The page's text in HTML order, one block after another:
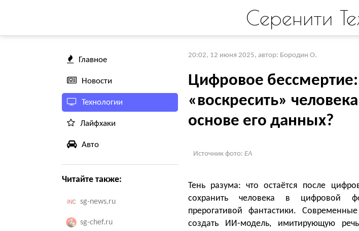
Серенити
Главное
Новости
Технологии
Лайфхаки
Авто
Читайте также:
sg-news.ru
sg-chef.ru
20:02, 12 июня 2025, автор: Бородин О.
Цифровое
«воскресить»
основе его данных?
Источник фото: EA
Тень разума: что остаётся после
сохранить человека в цифровой
прерогативой фантастики.
создать ИИ-модель, имитирующую